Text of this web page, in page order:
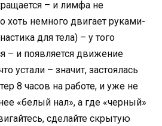
– и лимфа не
хоть немного двигает руками-
для тела) – у того
и появляется движение
устали – значит, застоялась
8 часов на работе, и уже не
«белый нал», а где «черный»
сделайте скрытую